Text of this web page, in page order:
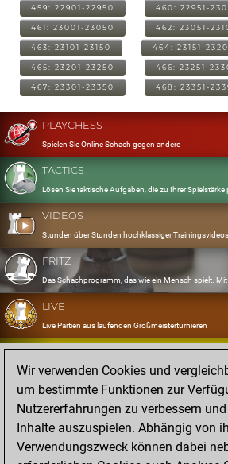
459: 22901-22950 460: 22951-
461: 23001-23050 462: 23051-
463: 23101-23150 464: 23151-
465: 23201-23250 466: 23251-
467: 23301-23350 468: 23351-
PLAYCHESS
Spielen Sie Online Schach gegen andere
TACTICS
Lösen Sie taktische Aufgaben, die zu Ihrer Spielstärke
VIDEOS
Stunden über Stunden hochklassiger Trainingsvideos
FRITZ
Das Schachprogramm, das wie ein Mensch spielt.
LIVE
Live Partien aus laufenden Großmeisterturnieren
OPENINGS
Erfassen und Üben Sie Ihr Eröffnungsrepertoire
DATABASE
Acht Millionen starke Partien
MYGAMES
Speichern und analysieren Sie eigene Partien in der
Wir verwenden Cookies und
um bestimmte Funktionen zur
Nutzererfahrungen zu verbessern
Inhalte auszuspielen. Abhängig von
Verwendungszweck können dabei